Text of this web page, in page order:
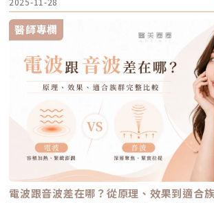
1726nm 的戰痘雷射則是專為「阻斷皮脂腺」而生
出油源頭，因此更適合用來拯救中重度發炎、滿臉油
的頑固型痘痘肌。誰最適合打 AviClear 戰痘雷射？如
況，AviClear 將會是非常值得評估的投資： 口服藥
經吃過口服 A 酸但無法忍受乾燥脫皮，或是抽血發現
的人。 備孕中或哺乳中的女性：口服 A 酸有強烈的
避孕一段時間；而戰痘雷射純粹是物理性光電治療，
孕婦本身基於安全考量，雷射療程前仍須經醫師評估
粗大者：即使目前沒有嚴重的發炎痘痘，但深受「中
根本減少出油量的人。 作息不正常、壓力型成人痘：
大導致賀爾蒙波動，進而反覆在下巴、兩頰爆發的成
能有效阻斷復發。 深色肌膚患者：過去許多雷射（
射）在深色肌膚上容易引發熱傷害或色素沉澱（反
1726nm 波長針對的是「油脂」而非「黑色素」，
膚色分類的 I 到 VI 型（包含極深色肌膚），安全性
射 常見 QA 總整理在決定進行療程前，大家心中難
整理了討論度最高的幾個問題：Q1：打 AviClear 戰
麻藥嗎？A：疼痛度極低，多數患者甚至不需要敷麻
AviClear 搭載了專利的「AviCool™ 藍寶石冷卻技術
前、中、後都會持續為肌膚表面降溫。治療過程中，
涼涼的，伴隨輕微的溫熱感或是像被橡皮筋輕彈的感
作用於表層角質更新，改善肌膚粗糙。 杏仁酸：屬
脂特性，屬較溫和的酸類選擇。3. 抗老成分 A醇（
究較完整的抗老成分之一，可促進表皮更新，並間接
於老化型毛孔與膚質粗糙有一定幫助。但 A醇具有刺
度、循序漸進方式建立耐受。4. 防曬是關鍵保護：紫
失與肌膚老化的重要因素之一。長期日曬會加速毛孔
應確實做好防曬（塗抹防曬乳或物理性遮蔽）。醫美
粗大？如果你期待的是肉眼可見的改善幅度，相比起
療程通常會是更直接且具效率的選擇之一。隨著醫美
不同成因的毛孔問題都有相對應的解方！1. 溫和深
（HydraFacial）原理：屬於非侵入性的保養。利用
術，溫和無痛地吸出毛孔深層的黑頭、白頭粉刺與多
度的保濕與抗氧化精華。適合誰：出油粉刺型毛孔
為重要活動前的急救保養者。效果與特色：做完當
吸」的潔淨感，毛孔因為髒污被清空並喝飽水，視覺
無恢復期。2. 光電雷射：皮秒雷射（搭配特殊透鏡）
（Pico Laser）是目前詢問度最高的縮毛孔療程。核
鏡」或「聚焦透鏡」。這能在不破壞表皮的情況下
皮層產生「空泡效應（LIOB）」。這就像是在皮膚
藉此喚醒肌膚的自癒機制，大量刺激膠原蛋白與彈力
「燒灼式破壞」，轉變為更精準、更可控的「震碎式
像分析與超冷卻保護，使治療不僅更安全、也更貼近
效率。對於過去因反黑、修復期長或效果不均而猶豫
的出現為除斑帶來全新的可能。 這篇文章就帶你理
作？和你聽過的皮秒、傳統雷射有什麼不同？誰適合
術後照護、價格又是多少呢？希望能讓你在做選擇前
考。為什麼斑點這麼難纏？了解色素成因，是選擇療
人以為斑點只是「曬太陽造成的色塊」，但實際上臉
有不同來源。色素形成的原因多元，深度位置也不相
不能以單一方式應對。常見的斑點來源包括：一、紫
曬會刺激黑色素細胞活躍，形成曬斑、雀斑或不均勻
因素有些人天生黑色素細胞較敏感，斑點更容易在
蒙波動包含懷孕、避孕藥、壓力、作息不穩等，都可
知的肝斑。四、發炎後色素沉澱（PIH）痘痘、皮膚
可能留下深淺不一的色沉。以上原因造成斑點呈現
與「分布」，也使除斑變得不再只是把黑色素擊散
足，改善有限；能量過強，又可能刺激皮膚，造成
甚至讓斑點反覆出現。也因為色素問題本身複雜，
得「效果不一定穩定」。要真正提高治療的成功率
準、穩定地處理不同深度的黑色素，同時降低熱傷害
光雷射？從技術重新理解除斑Reepot AI時光雷射是
醫師專欄
電波跟音波差在哪？從原理、效果到適合